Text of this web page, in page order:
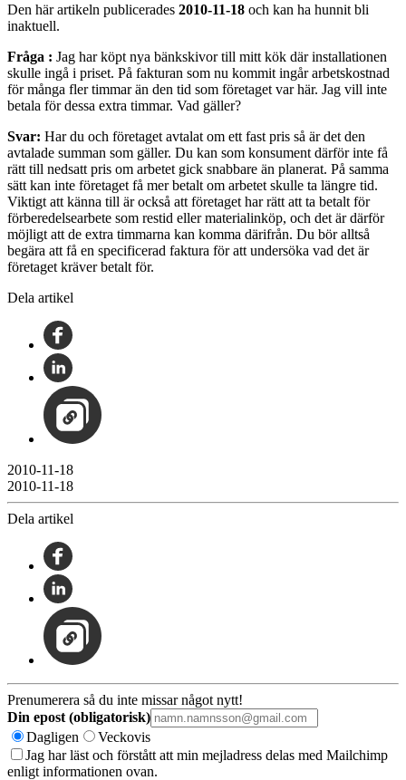
Den här artikeln publicerades 2010-11-18 och kan ha hunnit bli
inaktuell.
Fråga : Jag har köpt nya bänkskivor till mitt kök där installationen
skulle ingå i priset. På fakturan som nu kommit ingår arbetskostnad
för många fler timmar än den tid som företaget var här. Jag vill inte
betala för dessa extra timmar. Vad gäller?
Svar: Har du och företaget avtalat om ett fast pris så är det den
avtalade summan som gäller. Du kan som konsument därför inte få
rätt till nedsatt pris om arbetet gick snabbare än planerat. På samma
sätt kan inte företaget få mer betalt om arbetet skulle ta längre tid.
Viktigt att känna till är också att företaget har rätt att ta betalt för
förberedelsearbete som restid eller materialinköp, och det är därför
möjligt att de extra timmarna kan komma därifrån. Du bör alltså
begära att få en specificerad faktura för att undersöka vad det är
företaget kräver betalt för.
Dela artikel
2010-11-18
2010-11-18
Dela artikel
Prenumerera så du inte missar något nytt!
Din epost (obligatorisk)
Dagligen
Veckovis
Jag har läst och förstått att min mejladress delas med Mailchimp
enligt informationen ovan.